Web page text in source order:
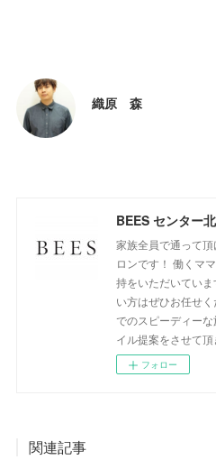
織原 森
BEES センター
家族全員で通って
ロンです！ 働くマ
持をいただいてい
い方はぜひお任せ
でのスピーディー
イル提案をさせて頂
フォロー
関連記事